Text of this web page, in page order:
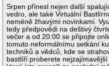
Srpen přinesl nejen další
vedro, ale také Virtuální
neméně žhavými novinkami.
tedy předpovědi na deštivý
večer a od 20:00 se připojte
tomuto neformálnímu setkání
techniků a vědců, kde se
bastlíři proberete nejzajímavější